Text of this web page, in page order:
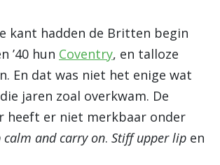
kant hadden de Britten begin
’40 hun Coventry, en talloze
En dat was niet het enige wat
jaren zoal overkwam. De
heeft er niet merkbaar onder
calm and carry on. Stiff upper lip en